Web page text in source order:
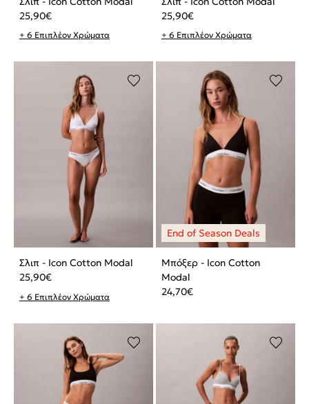
25,90€
+ 6 Επιπλέον Χρώματα
25,90€
+ 6 Επιπλέον Χρώματα
Σλιπ - Icon Cotton Modal
25,90€
+ 6 Επιπλέον Χρώματα
Μπόξερ - Icon Cotton
Modal
24,70€